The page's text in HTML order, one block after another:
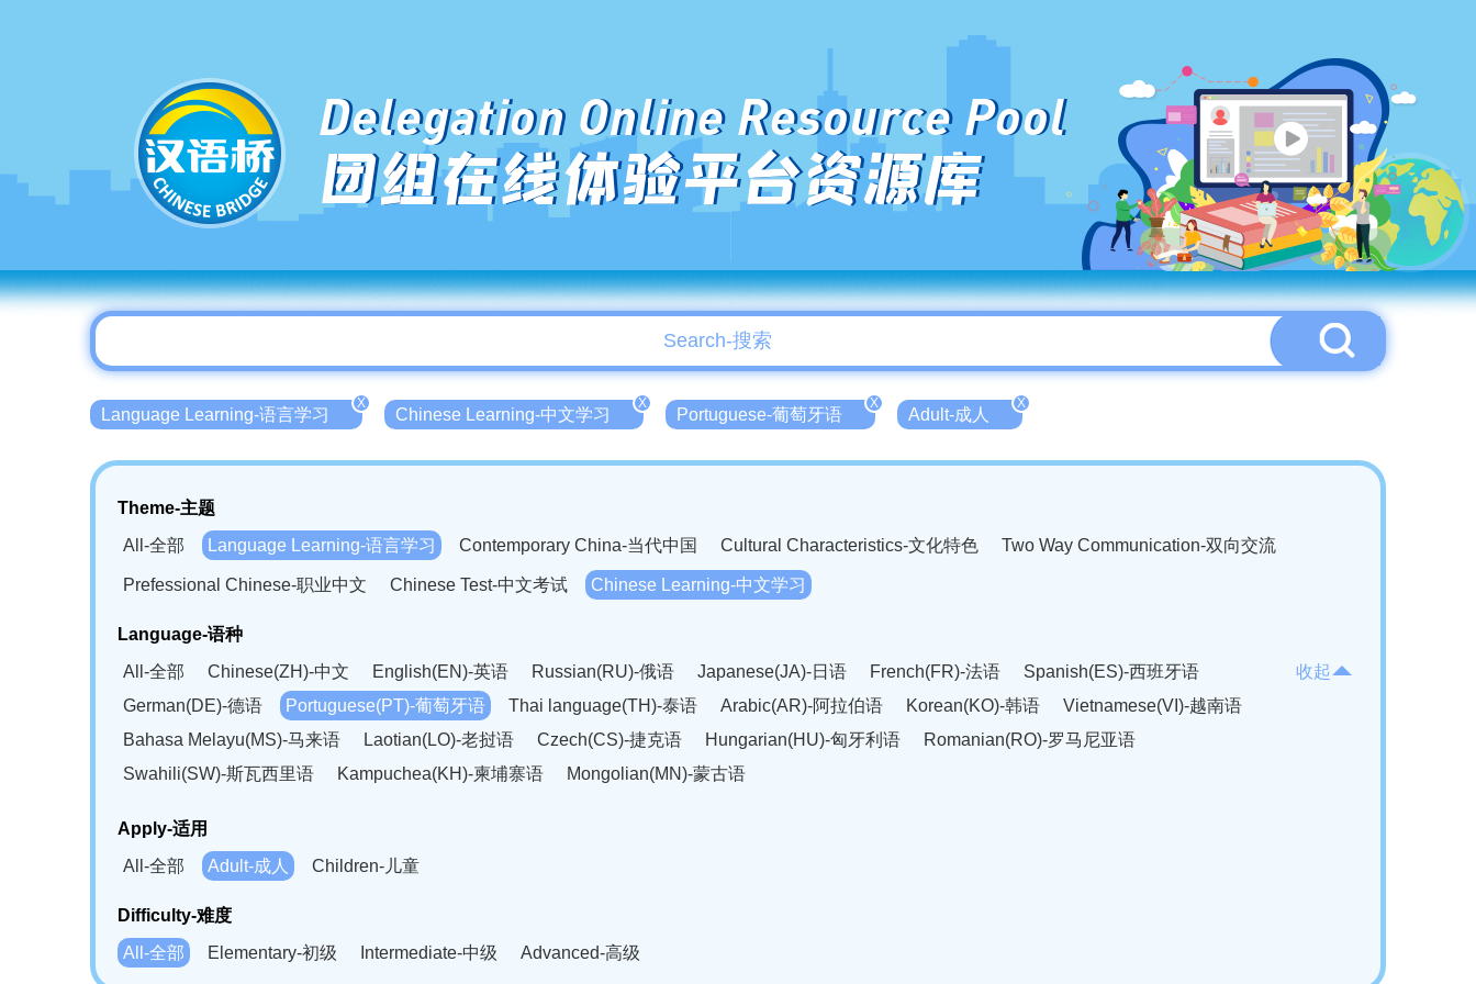
Delegation Online Resource Pool
团组在线体验平台资源库
Language Learning-语言学习
X
Chinese Learning-中文学习
X
Portuguese-葡萄牙语
X
Adult-成人
X
Theme-主题
All-全部
Language Learning-语言学习 Contemporary China-当代中国 Cultural Characteristics-文化特色 Two Way Communication-双向交流
Prefessional Chinese-职业中文 Chinese Test-中文考试 Chinese Learning-中文学习
Language-语种
All-全部
Chinese(ZH)-中文 English(EN)-英语 Russian(RU)-俄语 Japanese(JA)-日语 French(FR)-法语
Spanish(ES)-西班牙语
German(DE)-德语
Portuguese(PT)-葡萄牙语 Thai language(TH)-泰语 Arabic(AR)-阿拉伯语 Korean(KO)-韩语
Vietnamese(VI)-越南语
Bahasa Melayu(MS)-马来语
Laotian(LO)-老挝语 Czech(CS)-捷克语 Hungarian(HU)-匈牙利语
Romanian(RO)-罗马尼亚语
Swahili(SW)-斯瓦西里语
Kampuchea(KH)-柬埔寨语 Mongolian(MN)-蒙古语
收起
Apply-适用
All-全部
Adult-成人 Children-儿童
Difficulty-难度
All-全部
Elementary-初级 Intermediate-中级 Advanced-高级